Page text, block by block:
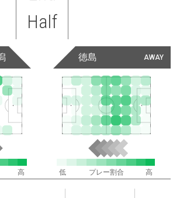
Half
AWAY
徳島
高 低 プレー割合 高